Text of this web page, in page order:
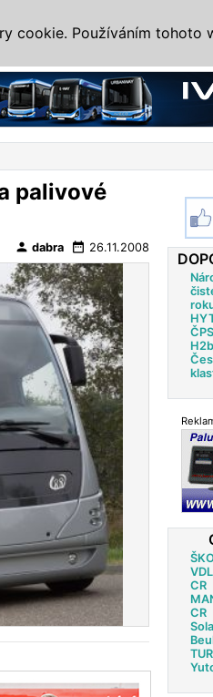
palivové
person dabra date_range 26.11.2008
ČPS
CR
CR
cookie. Používáním tohoto